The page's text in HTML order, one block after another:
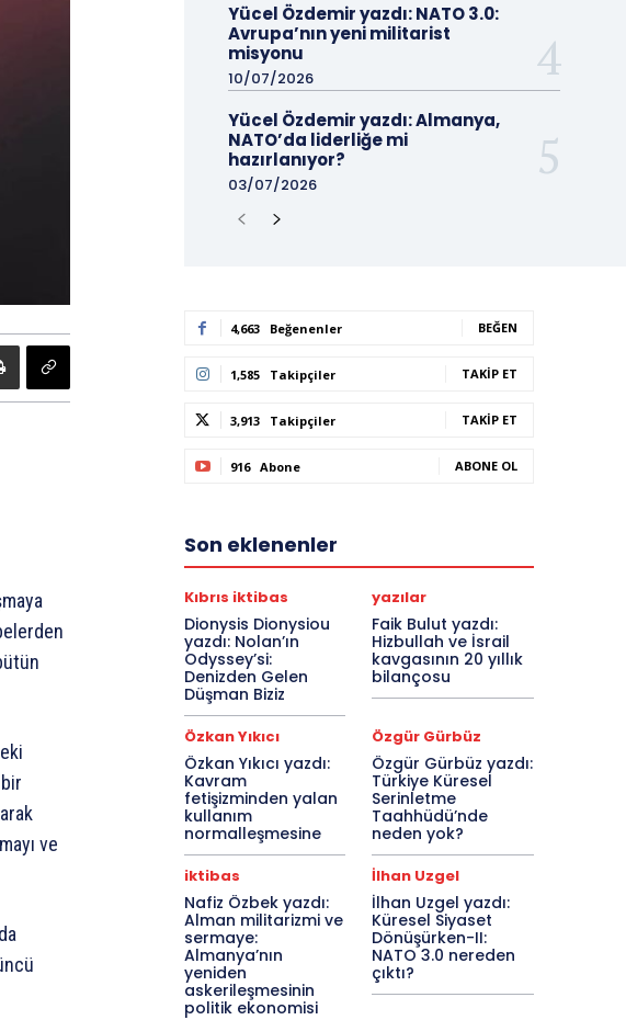
ve
Yücel Özdemir yazdı: NATO 3.0:
Avrupa’nın yeni militarist
misyonu
10/07/2026
Yücel Özdemir yazdı: Almanya,
NATO’da liderliğe mi
hazırlanıyor?
03/07/2026
4,663 Beğenenler BEĞEN
1,585 Takipçiler TAKIP ET
3,913 Takipçiler TAKIP ET
916 Abone ABONE OL
Son eklenenler
Kıbrıs iktibas
Dionysis Dionysiou
yazdı: Nolan’ın
Odyssey’si:
Denizden Gelen
Düşman Biziz
yazılar
Faik Bulut yazdı:
Hizbullah ve İsrail
kavgasının 20 yıllık
bilançosu
Özkan Yıkıcı
Özkan Yıkıcı yazdı:
Kavram
fetişizminden yalan
kullanım
normalleşmesine
Özgür Gürbüz
Özgür Gürbüz yazdı:
Türkiye Küresel
Serinletme
Taahhüdü’nde
neden yok?
iktibas
Nafiz Özbek yazdı:
Alman militarizmi ve
sermaye:
Almanya’nın
yeniden
askerileşmesinin
politik ekonomisi
İlhan Uzgel
İlhan Uzgel yazdı:
Küresel Siyaset
Dönüşürken-II:
NATO 3.0 nereden
çıktı?